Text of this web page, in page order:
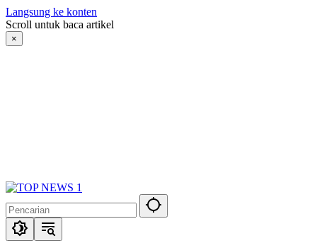
Langsung ke konten
Scroll untuk baca artikel
×